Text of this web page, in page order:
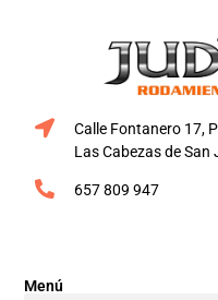
Calle Fontanero 17,
Las Cabezas de San
657 809 947
Menú